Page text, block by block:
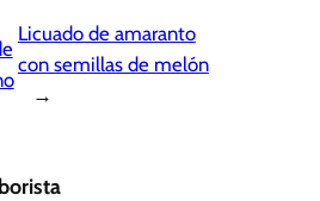
Licuado de amaranto
con semillas de melón
→